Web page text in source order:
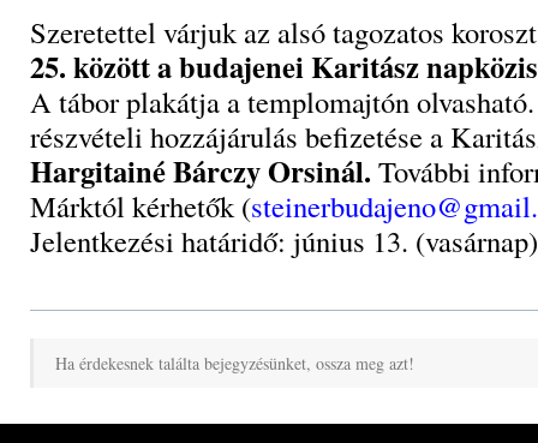
Szeretettel várjuk az alsó tagozatos
25. között a budajenei Karitász
A tábor plakátja a templomajtón
részvételi hozzájárulás befizetése a
Hargitainé Bárczy Orsinál. További
Márktól kérhetők (
Jelentkezési határidő: június 13.
Ha érdekesnek találta bejegyzésünket, ossza meg azt!